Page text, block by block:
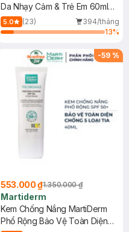
Da Nhạy Cảm & Trẻ Em 60ml
(Mới)
5.0 (23)
394/tháng
13%
-59 %
553.000 ₫1.350.000 ₫
Martiderm
Kem Chống Nắng MartiDerm
Phổ Rộng Bảo Vệ Toàn Diện